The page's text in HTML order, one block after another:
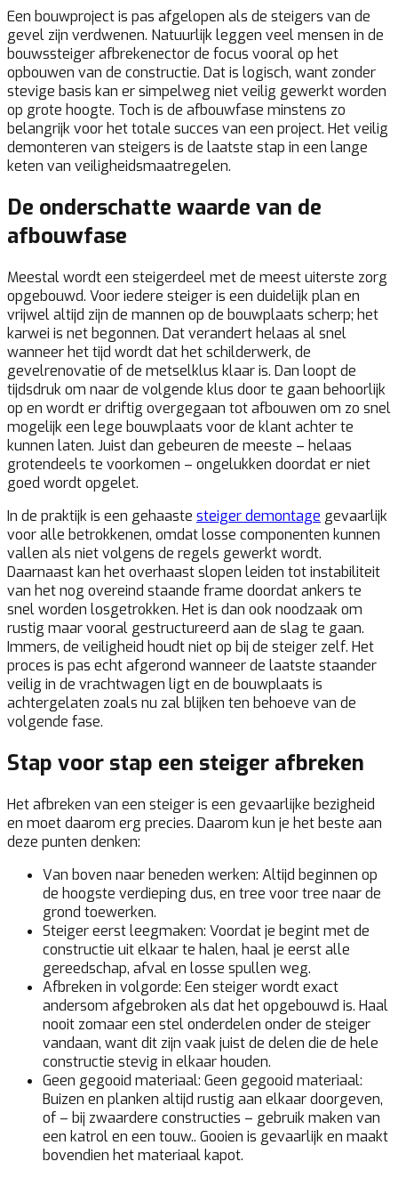
Een bouwproject is pas afgelopen als de steigers van de
gevel zijn verdwenen. Natuurlijk leggen veel mensen in de
bouwssteiger afbrekenector de focus vooral op het
opbouwen van de constructie. Dat is logisch, want zonder
stevige basis kan er simpelweg niet veilig gewerkt worden
op grote hoogte. Toch is de afbouwfase minstens zo
belangrijk voor het totale succes van een project. Het veilig
demonteren van steigers is de laatste stap in een lange
keten van veiligheidsmaatregelen.
De onderschatte waarde van de
afbouwfase
Meestal wordt een steigerdeel met de meest uiterste zorg
opgebouwd. Voor iedere steiger is een duidelijk plan en
vrijwel altijd zijn de mannen op de bouwplaats scherp; het
karwei is net begonnen. Dat verandert helaas al snel
wanneer het tijd wordt dat het schilderwerk, de
gevelrenovatie of de metselklus klaar is. Dan loopt de
tijdsdruk om naar de volgende klus door te gaan behoorlijk
op en wordt er driftig overgegaan tot afbouwen om zo snel
mogelijk een lege bouwplaats voor de klant achter te
kunnen laten. Juist dan gebeuren de meeste – helaas
grotendeels te voorkomen – ongelukken doordat er niet
goed wordt opgelet.
In de praktijk is een gehaaste steiger demontage gevaarlijk
voor alle betrokkenen, omdat losse componenten kunnen
vallen als niet volgens de regels gewerkt wordt.
Daarnaast kan het overhaast slopen leiden tot instabiliteit
van het nog overeind staande frame doordat ankers te
snel worden losgetrokken. Het is dan ook noodzaak om
rustig maar vooral gestructureerd aan de slag te gaan.
Immers, de veiligheid houdt niet op bij de steiger zelf. Het
proces is pas echt afgerond wanneer de laatste staander
veilig in de vrachtwagen ligt en de bouwplaats is
achtergelaten zoals nu zal blijken ten behoeve van de
volgende fase.
Stap voor stap een steiger afbreken
Het afbreken van een steiger is een gevaarlijke bezigheid
en moet daarom erg precies. Daarom kun je het beste aan
deze punten denken:
Van boven naar beneden werken: Altijd beginnen op
de hoogste verdieping dus, en tree voor tree naar de
grond toewerken.
Steiger eerst leegmaken: Voordat je begint met de
constructie uit elkaar te halen, haal je eerst alle
gereedschap, afval en losse spullen weg.
Afbreken in volgorde: Een steiger wordt exact
andersom afgebroken als dat het opgebouwd is. Haal
nooit zomaar een stel onderdelen onder de steiger
vandaan, want dit zijn vaak juist de delen die de hele
constructie stevig in elkaar houden.
Geen gegooid materiaal: Geen gegooid materiaal:
Buizen en planken altijd rustig aan elkaar doorgeven,
of – bij zwaardere constructies – gebruik maken van
een katrol en een touw.. Gooien is gevaarlijk en maakt
bovendien het materiaal kapot.